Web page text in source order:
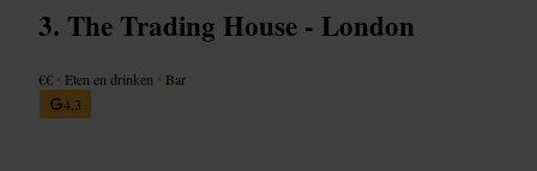
The Trading House - London
€€ • Eten en drinken • Bar
4,3